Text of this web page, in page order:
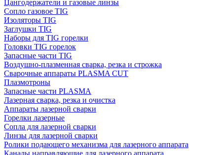
Цангодержатели и газовые линзы
Сопло газовое TIG
Изоляторы TIG
Заглушки TIG
Наборы для TIG горелки
Головки TIG горелок
Запасные части TIG
Воздушно-плазменная сварка, резка и строжка
Сварочные аппараты PLASMA CUT
Плазмотроны
Запасные части PLASMA
Лазерная сварка, резка и очистка
Аппараты лазерной сварки
Горелки лазерные
Сопла для лазерной сварки
Линзы для лазерной сварки
Ролики подающего механизма для лазерного аппарата
Каналы направляющие для лазерного аппарата